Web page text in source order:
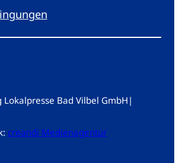
Lokalpresse Bad Vilbel GmbH |
creandi Medienagentur